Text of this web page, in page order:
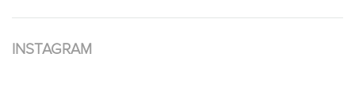
INSTAGRAM